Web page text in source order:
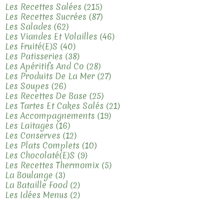
Les Recettes Salées (215)
Les Recettes Sucrées (87)
Les Salades (62)
Les Viandes Et Volailles (46)
Les Fruité(e)s (40)
Les Patisseries (38)
Les Apéritifs And Co (28)
Les Produits De La Mer (27)
Les Soupes (26)
Les Recettes De Base (25)
Les Tartes Et Cakes Salés (21)
Les Accompagnements (19)
Les Laitages (16)
Les Conserves (12)
Les Plats Complets (10)
Les Chocolaté(e)s (9)
Les Recettes Thermomix (5)
La Boulange (3)
La Bataille Food (2)
Les Idées Menus (2)